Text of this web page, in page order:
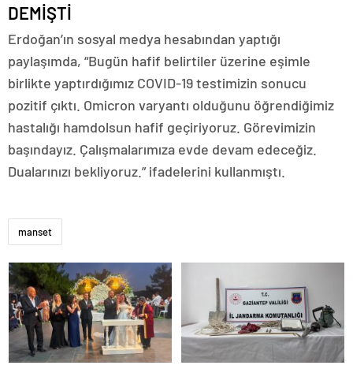
DEMİŞTİ
Erdoğan’ın sosyal medya hesabından yaptığı
paylaşımda, “Bugün hafif belirtiler üzerine eşimle
birlikte yaptırdığımız COVID-19 testimizin sonucu
pozitif çıktı. Omicron varyantı olduğunu öğrendiğimiz
hastalığı hamdolsun hafif geçiriyoruz. Görevimizin
başındayız. Çalışmalarımıza evde devam edeceğiz.
Dualarınızı bekliyoruz.” ifadelerini kullanmıştı.
manset